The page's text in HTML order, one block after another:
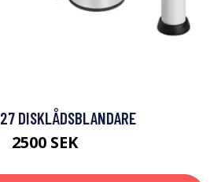
DISKLÅDSBLANDARE
2500 SEK